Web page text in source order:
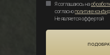
Я соглашаюсь на
согласнополитике
Не является оффертой